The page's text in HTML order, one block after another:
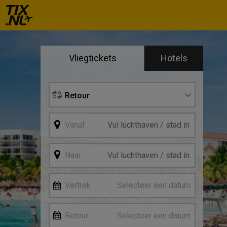
Vliegtickets Hotels
Retour
Vanaf
Naar
Vertrek Selecteer een datum
Retour Selecteer een datum